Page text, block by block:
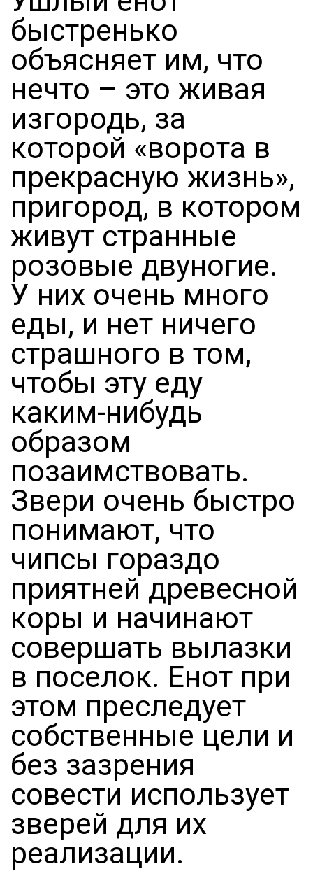
быстренько
объясняет им, что
нечто – это живая
изгородь, за
которой «ворота в
прекрасную жизнь»,
пригород, в котором
живут странные
розовые двуногие.
У них очень много
еды, и нет ничего
страшного в том,
чтобы эту еду
каким-нибудь
образом
позаимствовать.
Звери очень быстро
понимают, что
чипсы гораздо
приятней древесной
коры и начинают
совершать вылазки
в поселок. Енот при
этом преследует
собственные цели и
без зазрения
совести использует
зверей для их
реализации.